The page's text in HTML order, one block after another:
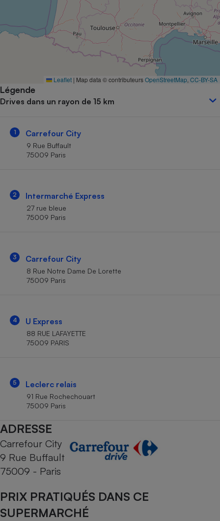
Leaflet | Map data © contributeursOpenStreetMap CC-BY-SA
Légende
Drives dans un rayon de 15 km
1 Carrefour City
9 Rue Buffault
75009 Paris
2 Intermarché Express
27 rue bleue
75009 Paris
3 Carrefour City
8 Rue Notre Dame De Lorette
75009 Paris
4 U Express
88 RUE LAFAYETTE
75009 PARIS
5 Leclerc relais
91 Rue Rochechouart
75009 Paris
ADRESSE
Carrefour City
9 Rue Buffault
75009 - Paris
PRIX PRATIQUÉS DANS CE
SUPERMARCHÉ
Complément
alimentaire
Assurance emprunteur
Petit électroménager -
Cafetière à expressos
Mutuelle